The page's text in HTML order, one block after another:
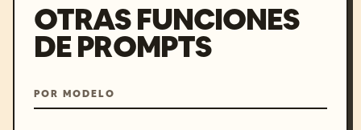
OTRAS FUNCIONES
DE PROMPTS
POR MODELO